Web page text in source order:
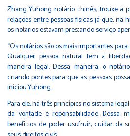
Zhang Yuhong, notário chinês, trouxe a
relações entre pessoas físicas já que, na
os notários estavam prestando serviço
“Os notários são os mais importantes
Qualquer pessoa natural tem a
maneira legal. Dessa maneira, o
criando pontes para que as pessoas
iniciou Yuhong.
Para ele, há três princípios no sistema
da vontade e reponsabilidade. Dessa
benefícios de poder usufruir, cuidar da